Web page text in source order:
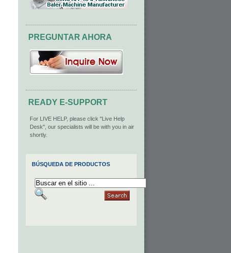
PREGUNTAR AHORA
READY E-SUPPORT
For LIVE HELP, please click "Live Help
Desk", our specialists will be with you in air
shortly.
BÚSQUEDA DE PRODUCTOS